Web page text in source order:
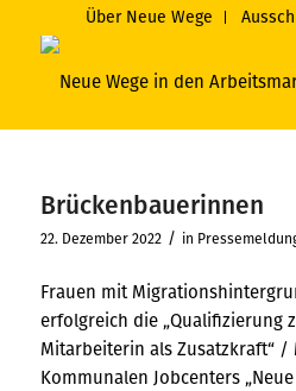
Über Neue Wege
Brückenbauerinnen
22. Dezember 2022 / in
Frauen mit
erfolgreich die „Qualifizierung
Mitarbeiterin als Zusatzkraft“ /
Kommunalen Jobcenters